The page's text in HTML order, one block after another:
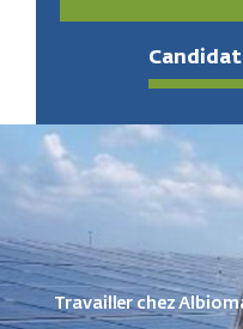
Travailler chez